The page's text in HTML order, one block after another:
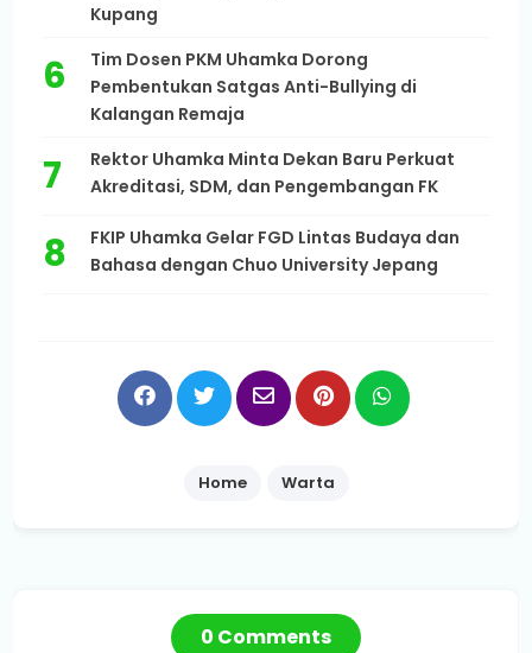
Kupang
Tim Dosen PKM Uhamka Dorong
Pembentukan Satgas Anti-Bullying di
Kalangan Remaja
Rektor Uhamka Minta Dekan Baru Perkuat
Akreditasi, SDM, dan Pengembangan FK
FKIP Uhamka Gelar FGD Lintas Budaya dan
Bahasa dengan Chuo University Jepang
Home Warta
0 Comments